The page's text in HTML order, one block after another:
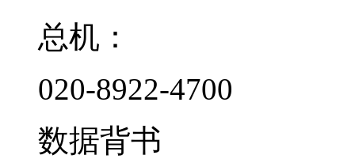
总机：
020-8922-4700
数据背书